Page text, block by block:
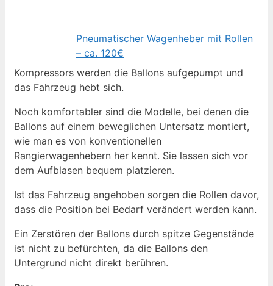
Pneumatischer Wagenheber mit Rollen
– ca. 120€
Kompressors werden die Ballons aufgepumpt und
das Fahrzeug hebt sich.
Noch komfortabler sind die Modelle, bei denen die
Ballons auf einem beweglichen Untersatz montiert,
wie man es von konventionellen
Rangierwagenhebern her kennt. Sie lassen sich vor
dem Aufblasen bequem platzieren.
Ist das Fahrzeug angehoben sorgen die Rollen davor,
dass die Position bei Bedarf verändert werden kann.
Ein Zerstören der Ballons durch spitze Gegenstände
ist nicht zu befürchten, da die Ballons den
Untergrund nicht direkt berühren.